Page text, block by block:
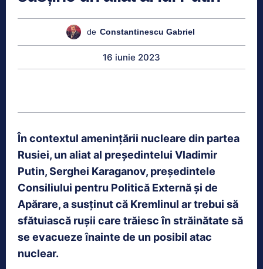
de Constantinescu Gabriel
16 iunie 2023
În contextul amenințării nucleare din partea
Rusiei, un aliat al președintelui Vladimir
Putin, Serghei Karaganov, președintele
Consiliului pentru Politică Externă și de
Apărare, a susținut că Kremlinul ar trebui să
sfătuiască rușii care trăiesc în străinătate să
se evacueze înainte de un posibil atac
nuclear.